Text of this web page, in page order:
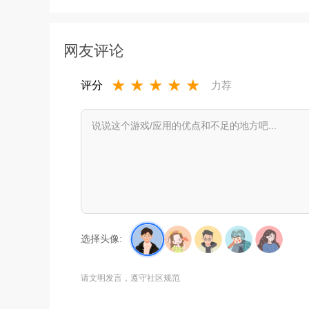
网友评论
评分 ★ ★ ★ ★ ★ 力荐
选择头像:
请文明发言，遵守社区规范